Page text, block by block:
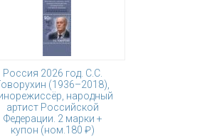
Россия 2026 год. С.С.
(1936–2018),
народный
артист Российской
Федерации. 2 марки +
купон (ном.180 ₽)